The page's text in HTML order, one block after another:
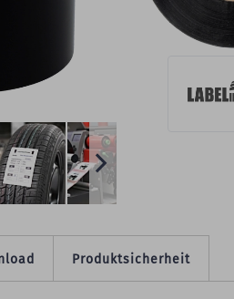
Weitere
Produktsicherheit